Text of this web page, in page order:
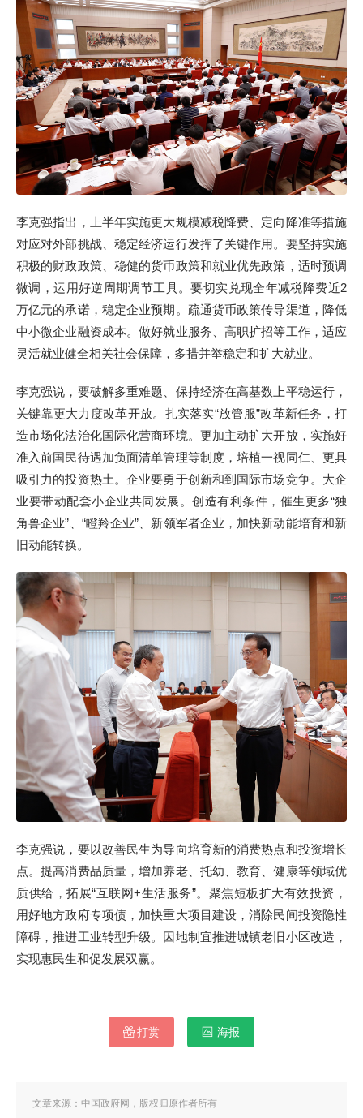
李克强指出，上半年实施更大规模减税降费、定向降准等措施
对应对外部挑战、稳定经济运行发挥了关键作用。要坚持实施
积极的财政政策、稳健的货币政策和就业优先政策，适时预调
微调，运用好逆周期调节工具。要切实兑现全年减税降费近2
万亿元的承诺，稳定企业预期。疏通货币政策传导渠道，降低
中小微企业融资成本。做好就业服务、高职扩招等工作，适应
灵活就业健全相关社会保障，多措并举稳定和扩大就业。
李克强说，要破解多重难题、保持经济在高基数上平稳运行，
关键靠更大力度改革开放。扎实落实“放管服”改革新任务，打
造市场化法治化国际化营商环境。更加主动扩大开放，实施好
准入前国民待遇加负面清单管理等制度，培植一视同仁、更具
吸引力的投资热土。企业要勇于创新和到国际市场竞争。大企
业要带动配套小企业共同发展。创造有利条件，催生更多“独
角兽企业”、“瞪羚企业”、新领军者企业，加快新动能培育和新
旧动能转换。
李克强说，要以改善民生为导向培育新的消费热点和投资增长
点。提高消费品质量，增加养老、托幼、教育、健康等领域优
质供给，拓展“互联网+生活服务”。聚焦短板扩大有效投资，
用好地方政府专项债，加快重大项目建设，消除民间投资隐性
障碍，推进工业转型升级。因地制宜推进城镇老旧小区改造，
实现惠民生和促发展双赢。
打赏 海报
文章来源：中国政府网，版权归原作者所有